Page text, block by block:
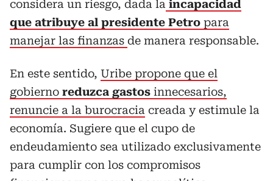
considera un riesgo, dada la incapacidad
que atribuye al presidente Petro para
manejar las finanzas de manera responsable.
En este sentido, Uribe propone que el
gobierno reduzca gastos innecesarios,
renuncie a la burocracia creada y estimule la
economía. Sugiere que el cupo de
endeudamiento sea utilizado exclusivamente
para cumplir con los compromisos